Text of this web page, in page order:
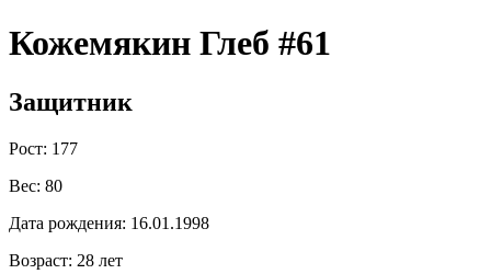
Кожемякин Глеб #61
Защитник
Рост: 177
Вес: 80
Дата рождения: 16.01.1998
Возраст: 28 лет